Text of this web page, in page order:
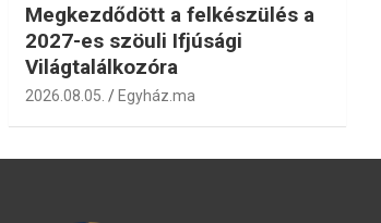
Megkezdődött a felkészülés a
2027-es szöuli Ifjúsági
Világtalálkozóra
2026.08.05. Egyház.ma